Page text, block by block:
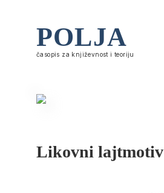
POLJA
časopis za književnost i teoriju
Likovni lajtmotiv